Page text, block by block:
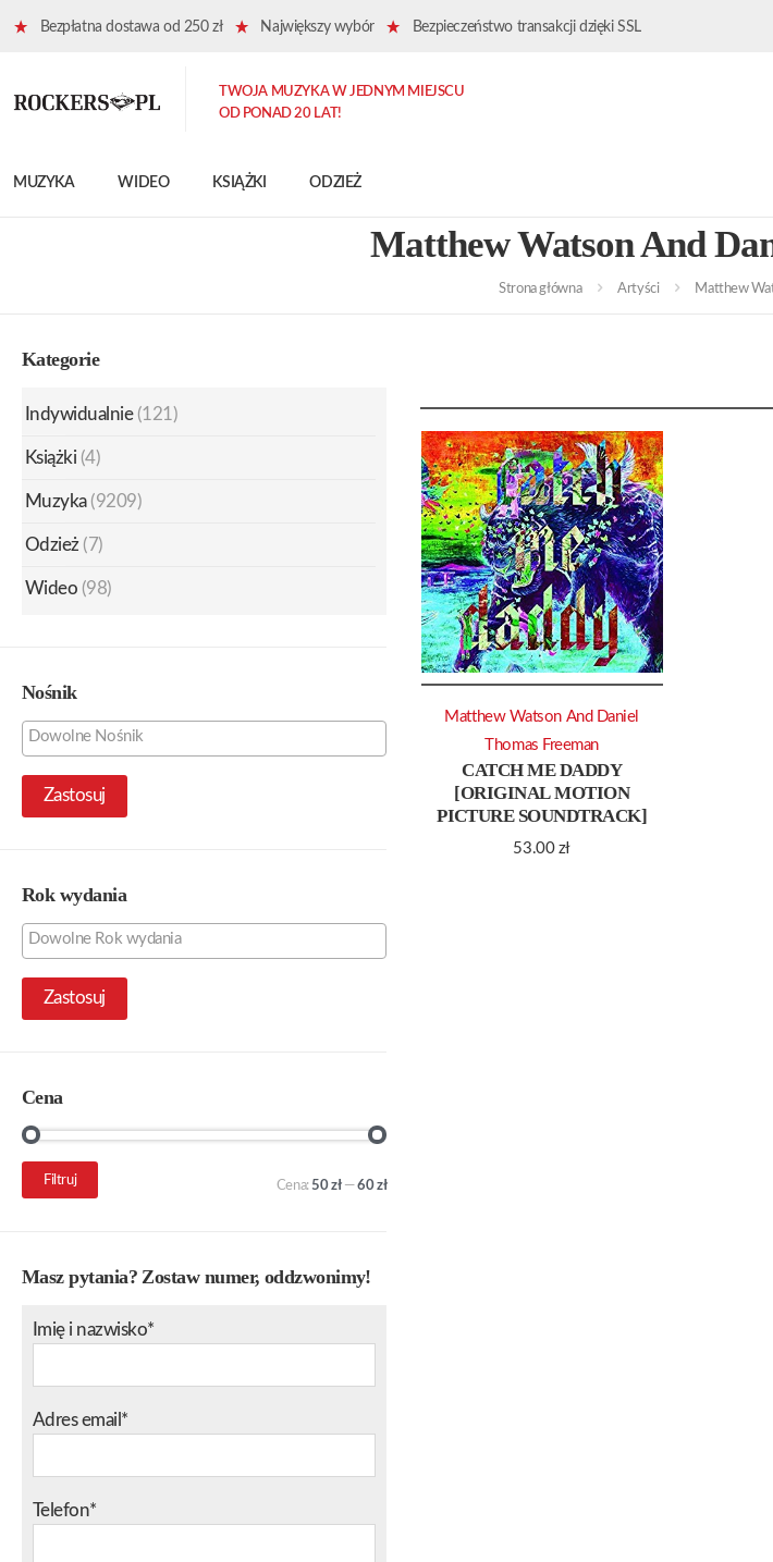
Bezpłatna dostawa od 250 zł Największy wybór Bezpieczeństwo transakcji dzięki SSL
MUZYKA WIDEO KSIĄŻKI ODZIEŻ
TWOJA MUZYKA W JEDNYM MIEJSCU
OD PONAD 20 LAT!
Matthew Watson And
Strona główna Artyści Matthew
CATCH ME DADDY
[ORIGINAL MOTION
PICTURE SOUNDTRACK]
53.00 zł
Matthew Watson And Daniel
Thomas Freeman
Kategorie
Indywidualnie (121)
Książki (4)
Muzyka (9209)
Odzież (7)
Wideo (98)
Nośnik
Zastosuj
Rok wydania
Zastosuj
Cena
Cena
min.
Cena
maks.
Filtruj Cena:50 zł—60 zł
Masz pytania? Zostaw numer, oddzwonimy!
Imię i nazwisko*
Adres email*
Telefon*